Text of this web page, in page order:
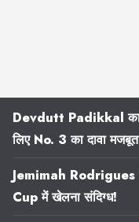
Devdutt Padikkal
लिए No. 3 का दावा मजबूत
Jemimah Rodrigues
Cup में खेलना संदिग्ध!